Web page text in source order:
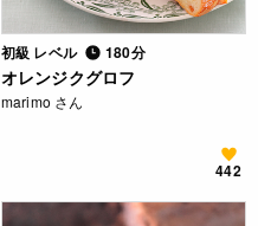
初級 レベル 180分
オレンジクグロフ
marimo さん
442